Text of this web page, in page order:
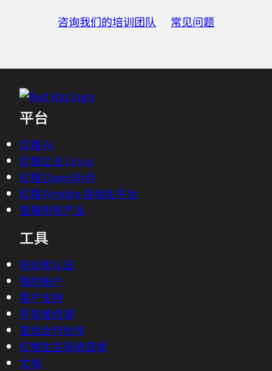
咨询我们的培训团队 常见问题
平台
红帽 AI
红帽企业 Linux
红帽 OpenShift
红帽 Ansible 自动化平台
查看所有产品
工具
培训和认证
我的帐户
客户支持
开发者资源
查找合作伙伴
红帽生态系统目录
文档